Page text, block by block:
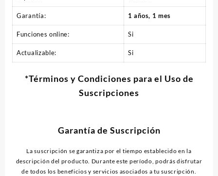
Garantía: 1 años, 1 mes
Funciones online: Si
Actualizable: Si
*Términos y Condiciones para el Uso de
Suscripciones
Garantía de Suscripción
La suscripción se garantiza por el tiempo establecido en la
descripción del producto. Durante este período, podrás disfrutar
de todos los beneficios y servicios asociados a tu suscripción.